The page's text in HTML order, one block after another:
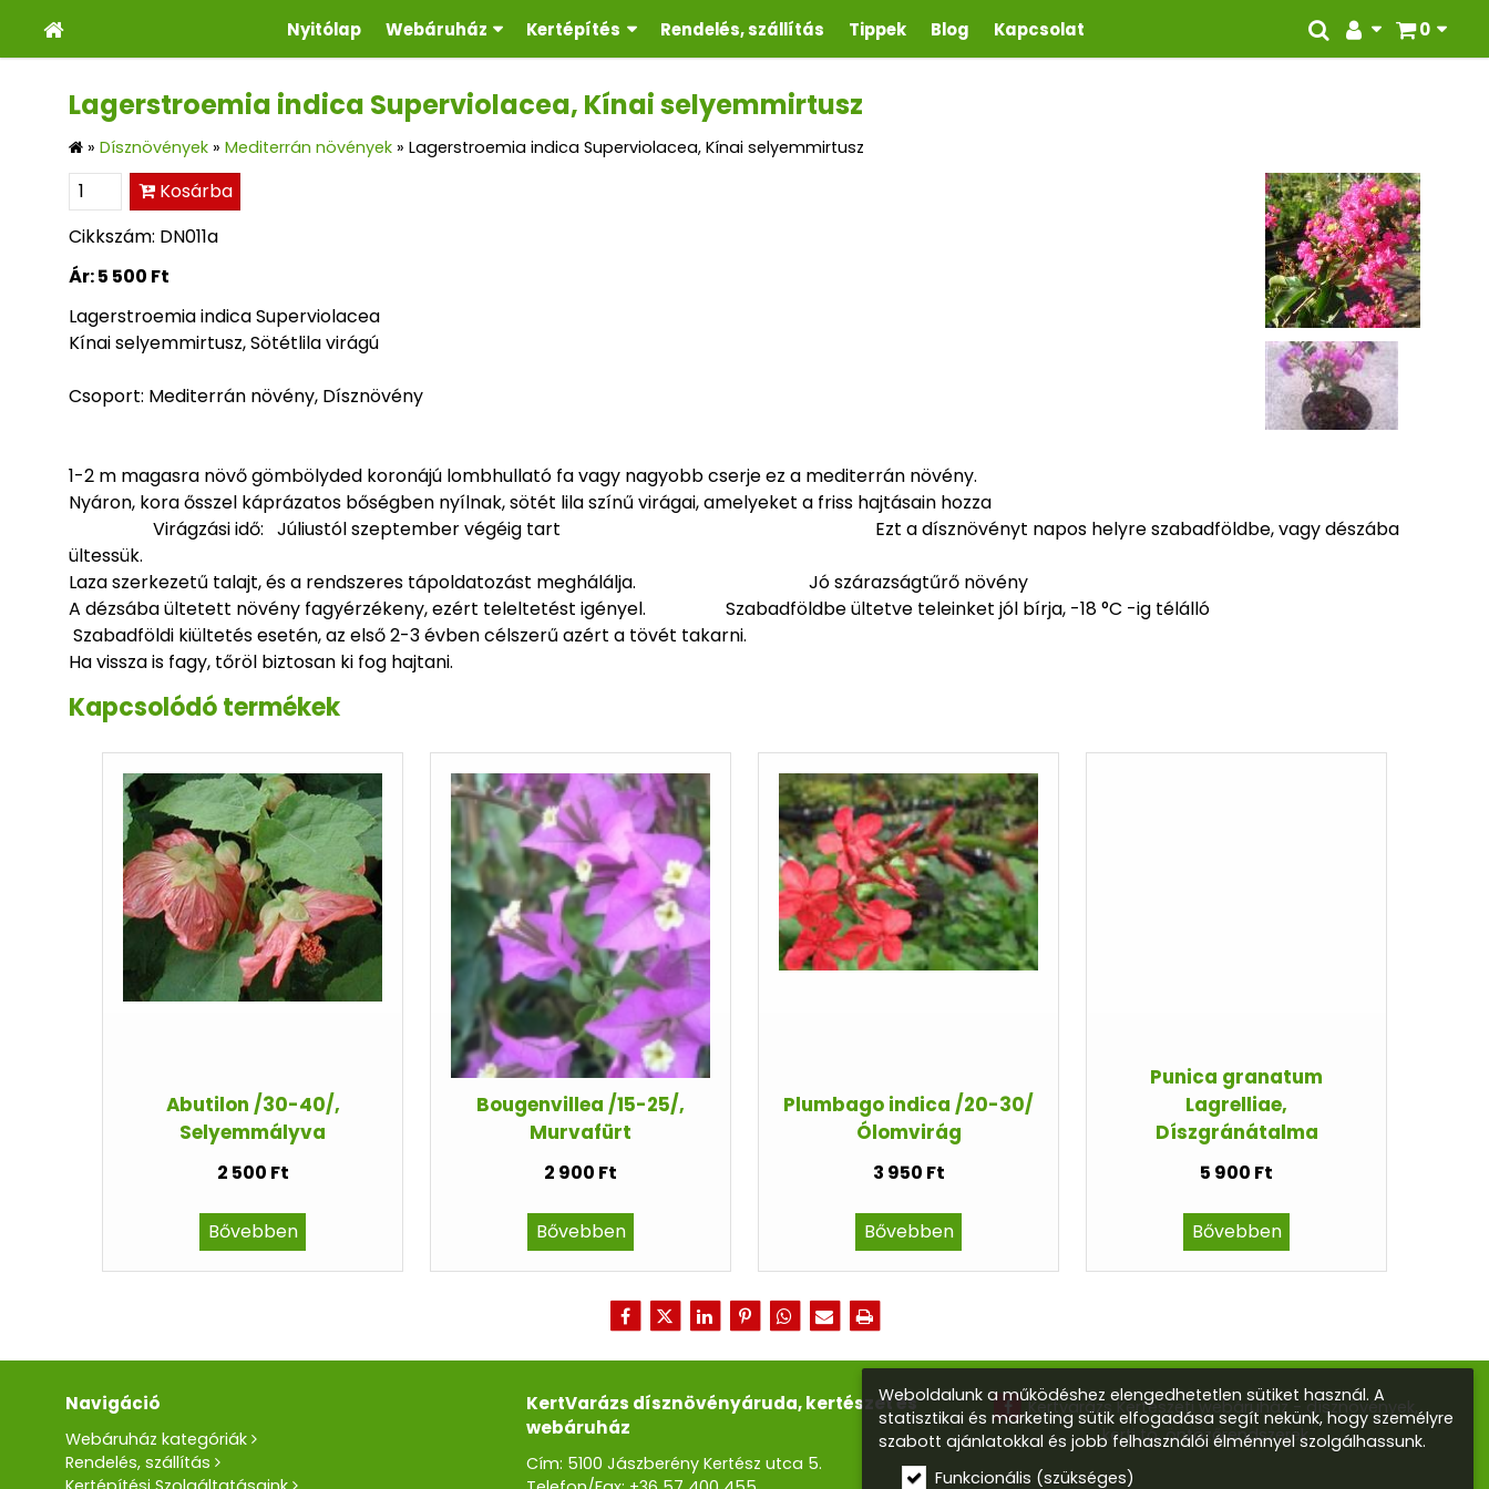
0
Nyitólap Webáruház Kertépítés Rendelés, szállítás Tippek Blog Kapcsolat
Lagerstroemia indica Superviolacea, Kínai selyemmirtusz
» Dísznövények » Mediterrán növények » Lagerstroemia indica Superviolacea, Kínai selyemmirtusz
Kosárba
Cikkszám: DN011a
Ár:5 500 Ft
Lagerstroemia indica Superviolacea
Kínai selyemmirtusz, Sötétlila virágú
Csoport: Mediterrán növény, Dísznövény
1-2 m magasra növő gömbölyded koronájú lombhullató fa vagy nagyobb cserje ez a mediterrán növény.
Nyáron, kora ősszel káprázatos bőségben nyílnak, sötét lila színű virágai, amelyeket a friss hajtásain hozza
Virágzási idő: Júliustól szeptember végéig tart Ezt a dísznövényt napos helyre szabadföldbe, vagy dészába
ültessük.
Laza szerkezetű talajt, és a rendszeres tápoldatozást meghálálja. Jó szárazságtűrő növény
A dézsába ültetett növény fagyérzékeny, ezért teleltetést igényel. Szabadföldbe ültetve teleinket jól bírja, -18 °C -ig télálló
Szabadföldi kiültetés esetén, az első 2-3 évben célszerű azért a tövét takarni.
Ha vissza is fagy, tőröl biztosan ki fog hajtani.
Kapcsolódó termékek
Abutilon /30-40/,
Selyemmályva
2 500 Ft
Bővebben
Bougenvillea /15-25/,
Murvafürt
2 900 Ft
Bővebben
Plumbago indica /20-30/
Ólomvirág
3 950 Ft
Bővebben
Punica granatum
Lagrelliae,
Díszgránátalma
5 900 Ft
Bővebben
Navigáció
Webáruház kategóriák
Rendelés, szállítás
KertVarázs dísznövényáruda, kertészet és
webáruház
Cím: 5100 Jászberény Kertész utca 5.
Kertvarázs Kertészeti webáruház - dísznövények,
kerti tó, öntözőrendszerek
Weboldalunk a működéshez elengedhetetlen sütiket használ. A
statisztikai és marketing sütik elfogadása segít nekünk, hogy személyre
szabott ajánlatokkal és jobb felhasználói élménnyel szolgálhassunk.
Funkcionális (szükséges)